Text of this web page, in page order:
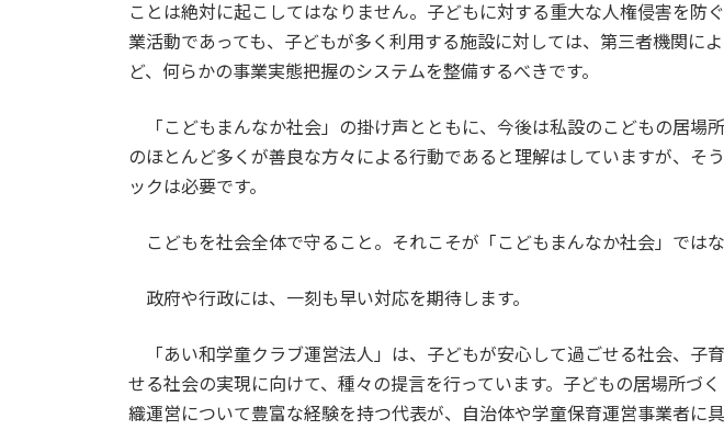
ことは絶対に起こしてはなりません。子どもに対する重大な人権侵害を防
業活動であっても、子どもが多く利用する施設に対しては、第三者機関に
ど、何らかの事業実態把握のシステムを整備するべきです。
「こどもまんなか社会」の掛け声とともに、今後は私設のこどもの居場
のほとんど多くが善良な方々による行動であると理解はしていますが、そ
ックは必要です。
こどもを社会全体で守ること。それこそが「こどもまんなか社会」ではな
政府や行政には、一刻も早い対応を期待します。
「あい和学童クラブ運営法人」は、子どもが安心して過ごせる社会、子
せる社会の実現に向けて、種々の提言を行っています。子どもの居場所づ
織運営について豊富な経験を持つ代表が、自治体や学童保育運営事業者に